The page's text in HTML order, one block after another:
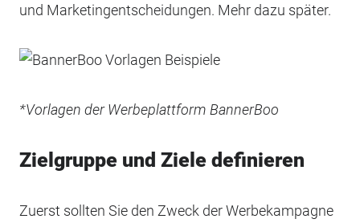
und Marketingentscheidungen. Mehr dazu später.
*Vorlagen der Werbeplattform BannerBoo
Zielgruppe und Ziele definieren
Zuerst sollten Sie den Zweck der Werbekampagne